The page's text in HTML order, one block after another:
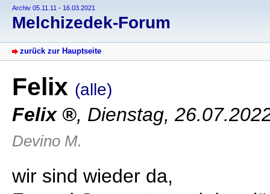
Archiv 05.11.11 - 16.03.2021
Melchizedek-Forum
zurück zur Hauptseite
Felix (alle)
Felix , Dienstag,
Devino M.
wir sind wieder da,